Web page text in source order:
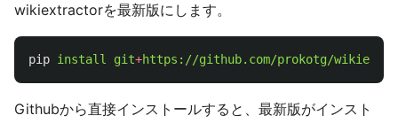
wikiextractorを最新版にします。
pip install git+https://github.com/prokotg/
Githubから直接インストールすると、最新版がインスト